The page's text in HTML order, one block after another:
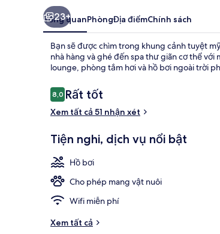
23+
Tổng quanPhòngĐịa điểmChính sách
Bạn sẽ được chìm trong khung cảnh tuyệt
nhà hàng và ghé đến spa thư giãn cơ thể
lounge, phòng tắm hơi và hồ bơi ngoài trời
Nhận
xét
8,08,0 trên 10,
Rất tốt
Xem tất cả 51 nhận xét
Tiện nghi, dịch vụ nổi bật
Hồ bơi
Cho phép mang vật nuôi
Wifi miễn phí
Xem tất cả